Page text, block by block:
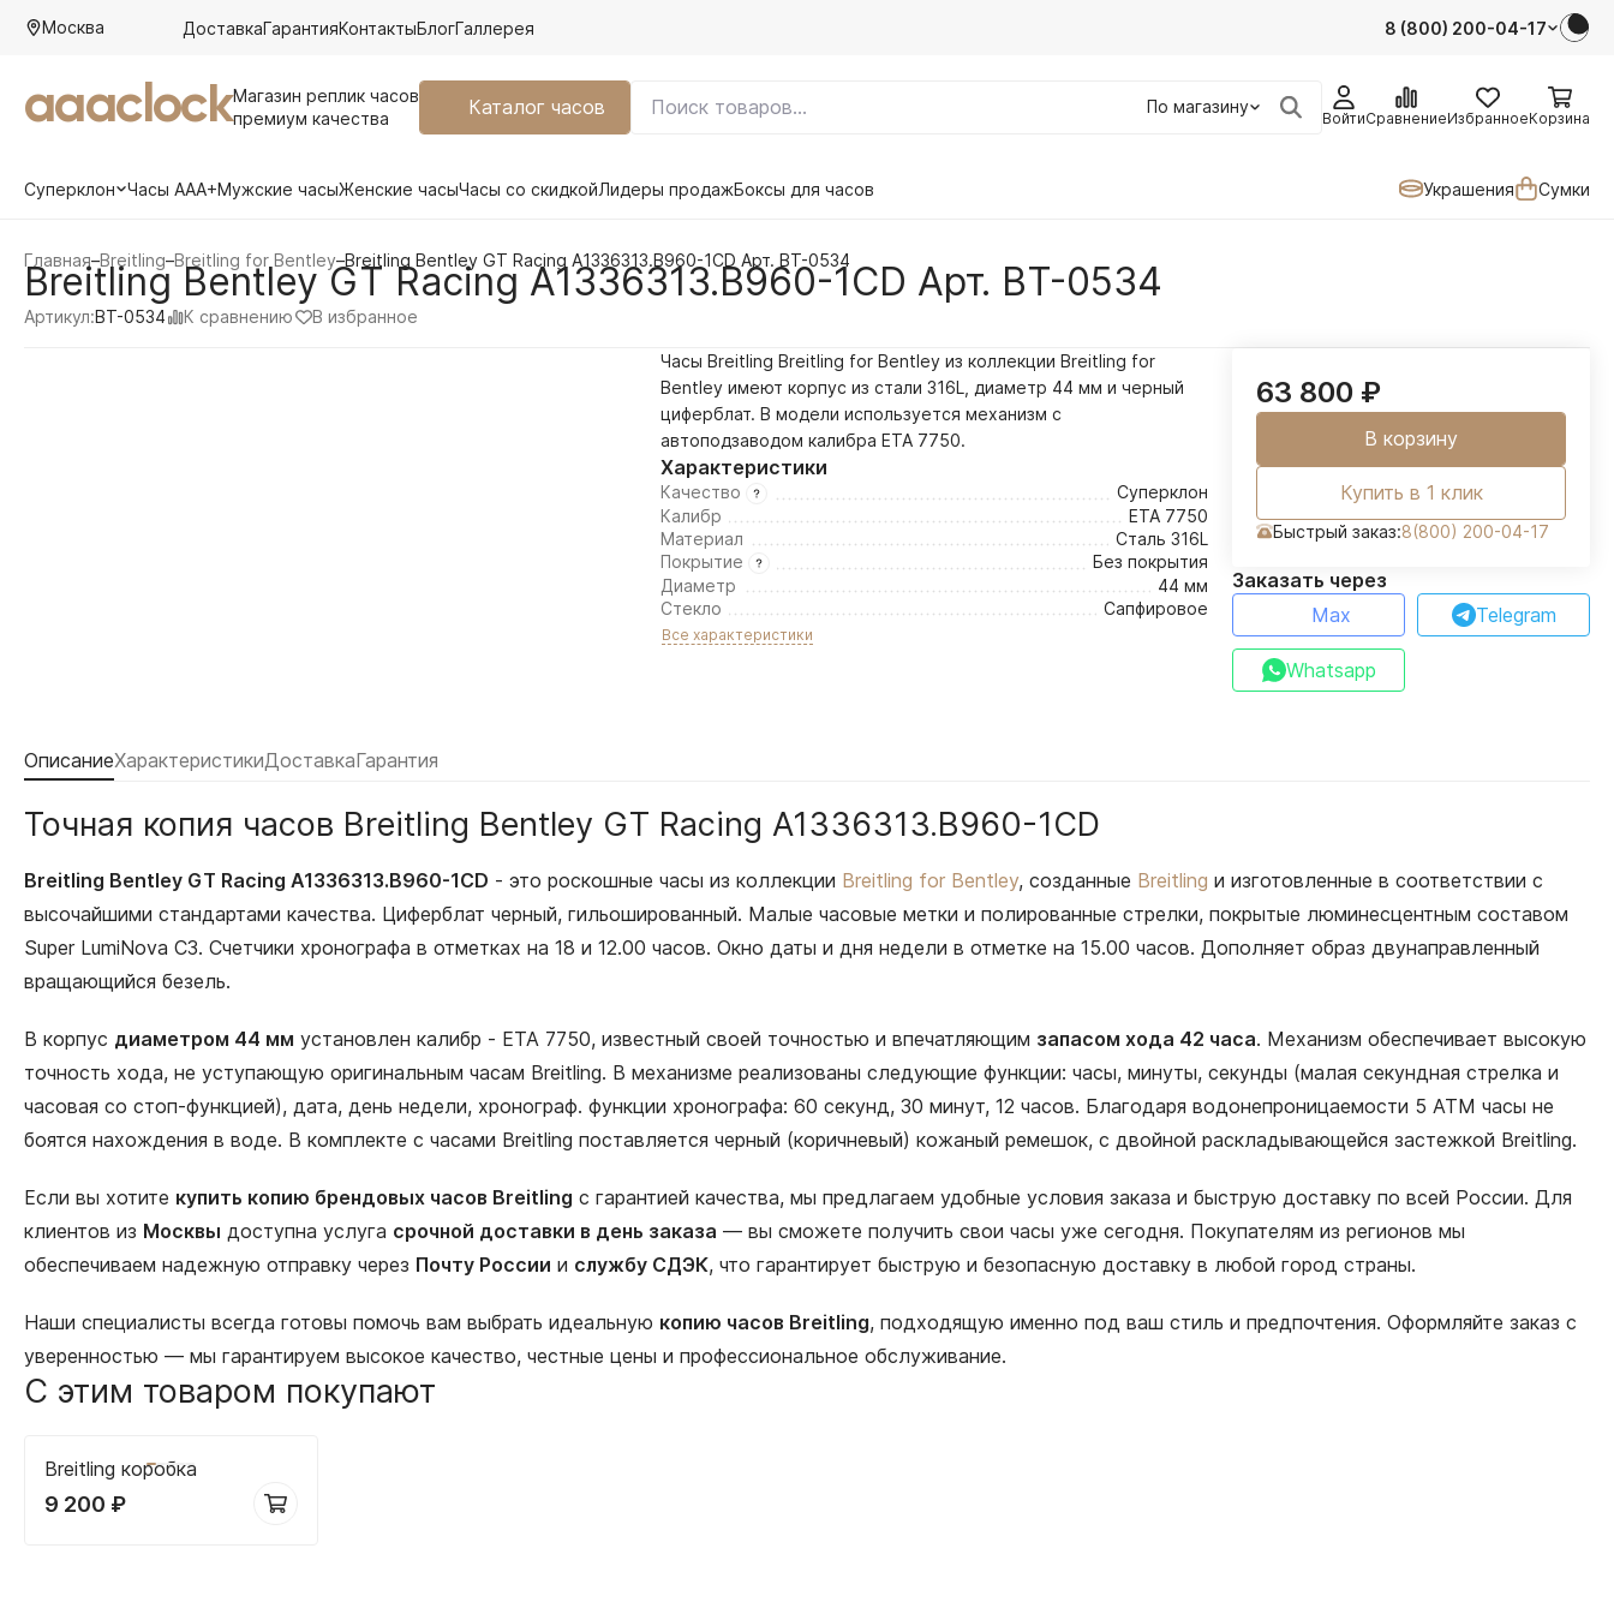
Москва ДоставкаГарантияКонтактыБлогГаллерея 8 (800) 200-04-17
aaaclockМагазин реплик часов
премиум качества
Каталог часов По магазину
ВойтиСравнениеИзбранноеКорзина
Суперклон Часы AAA+Мужские часыЖенские часыЧасы со скидкойЛидеры продажБоксы для часов Украшения Сумки
Главная–Breitling–Breitling for Bentley–Breitling Bentley GT Racing A1336313.B960-1CD Арт. BT-0534
Breitling Bentley GT Racing A1336313.B960-1CD Арт. BT-0534
Артикул:BT-0534 К сравнению В избранное
Часы Breitling Breitling for Bentley из коллекции Breitling for
Bentley имеют корпус из стали 316L, диаметр 44 мм и черный
циферблат. В модели используется механизм с
автоподзаводом калибра ETA 7750.
Характеристики
Качество
Суперклон
Калибр
ETA 7750
Материал
Сталь 316L
Покрытие
Без покрытия
Диаметр
44 мм
Стекло
Сапфировое
Все характеристики
63 800 ₽
В корзину
Купить в 1 клик
Быстрый заказ:8(800) 200-04-17
Заказать через
Max
Telegram
Whatsapp
ОписаниеХарактеристикиДоставкаГарантия
Точная копия часов Breitling Bentley GT Racing A1336313.B960-1CD
Breitling Bentley GT Racing A1336313.B960-1CD - это роскошные часы из коллекции Breitling for Bentley, созданные Breitling и изготовленные в соответствии с
высочайшими стандартами качества. Циферблат черный, гильошированный. Малые часовые метки и полированные стрелки, покрытые люминесцентным составом
Super LumiNova С3. Счетчики хронографа в отметках на 18 и 12.00 часов. Окно даты и дня недели в отметке на 15.00 часов. Дополняет образ двунаправленный
вращающийся безель.
В корпус диаметром 44 мм установлен калибр - ETA 7750, известный своей точностью и впечатляющим запасом хода 42 часа. Механизм обеспечивает высокую
точность хода, не уступающую оригинальным часам Breitling. В механизме реализованы следующие функции: часы, минуты, секунды (малая секундная стрелка и
часовая со стоп-функцией), дата, день недели, хронограф. функции хронографа: 60 секунд, 30 минут, 12 часов. Благодаря водонепроницаемости 5 АТМ часы не
боятся нахождения в воде. В комплекте с часами Breitling поставляется черный (коричневый) кожаный ремешок, с двойной раскладывающейся застежкой Breitling.
Если вы хотите купить копию брендовых часов Breitling с гарантией качества, мы предлагаем удобные условия заказа и быструю доставку по всей России. Для
клиентов из Москвы доступна услуга срочной доставки в день заказа — вы сможете получить свои часы уже сегодня. Покупателям из регионов мы
обеспечиваем надежную отправку через Почту России и службу СДЭК, что гарантирует быструю и безопасную доставку в любой город страны.
Наши специалисты всегда готовы помочь вам выбрать идеальную копию часов Breitling, подходящую именно под ваш стиль и предпочтения. Оформляйте заказ с
уверенностью — мы гарантируем высокое качество, честные цены и профессиональное обслуживание.
С этим товаром покупают
Breitling коробка
9 200 ₽